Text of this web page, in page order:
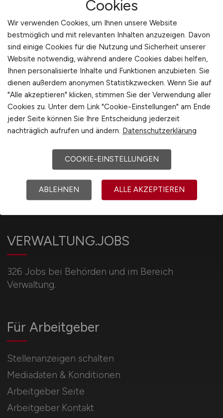
Europa
International
bequem perE-Mail!
Jobfinder anlegen
1
VERWALTUNG.JOBS
326 Jobs bei Behörden und im Bereich
Verwaltung.
Für Arbeitgeber
Stellenanzeigen schalten
Mediadaten & Konditionen
Arbeitgeber Seite
Arbeitgeber Kontakt
Cookies
Wir verwenden Cookies, um Ihnen unsere Website
bestmöglich und mit relevanten Inhalten anzuzeigen. Davon
sind einige Cookies für die Nutzung und Sicherheit unserer
Website notwendig, während andere Cookies dabei helfen,
Ihnen personalisierte Inhalte und Funktionen anzubieten. Sie
dienen außerdem anonymen Statistikzwecken. Wenn Sie auf
"Alle akzeptieren" klicken, stimmen Sie der Verwendung aller
Cookies zu. Unter dem Link "Cookie-Einstellungen" am Ende
jeder Seite können Sie Ihre Entscheidung jederzeit
nachträglich aufrufen und ändern. Datenschutzerklärung
COOKIE-EINSTELLUNGEN
ABLEHNEN ALLE AKZEPTIEREN